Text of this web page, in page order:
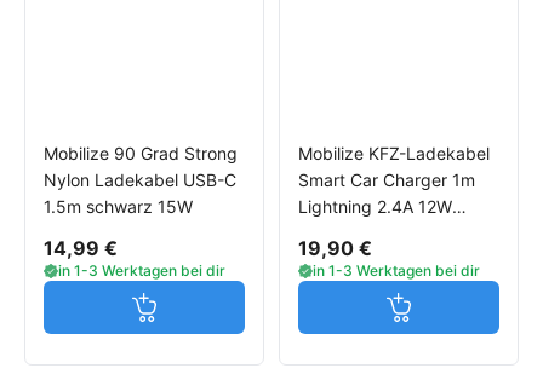
Mobilize 90 Grad Strong
Nylon Ladekabel USB-C
1.5m schwarz 15W
14,99 €
in 1-3 Werktagen bei dir
Jetzt in den Warenkorb
Mobilize KFZ-Ladekabel
Smart Car Charger 1m
Lightning 2.4A 12W
19,90 €
in 1-3 Werktagen bei dir
Jetzt in den